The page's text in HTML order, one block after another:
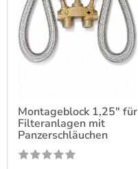
Montageblock 1,25" für
Filteranlagen mit
Panzerschläuchen